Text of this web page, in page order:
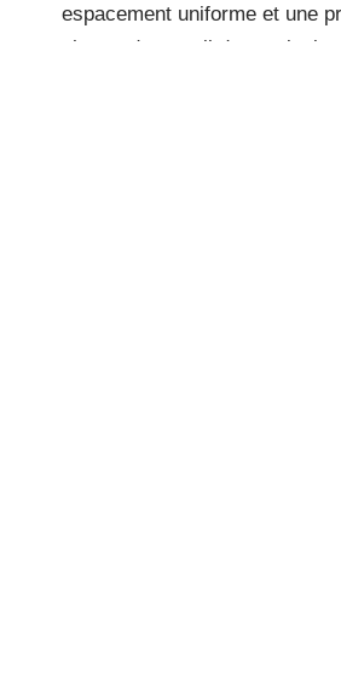
espacement uniforme et une
charge de travail des